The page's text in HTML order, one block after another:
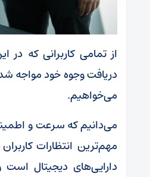
از تمامی کاربرانی که در
دریافت وجوه خود مواجه
می‌خواهیم.
می‌دانیم که سرعت و
مهم‌ترین انتظارات
دارایی‌های دیجیتال